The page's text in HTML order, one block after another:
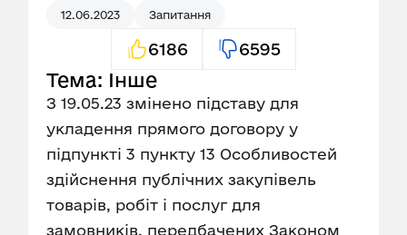
12.06.2023 Запитання
6186 6595
Тема: Інше
З 19.05.23 змінено підставу для
укладення прямого договору у
підпункті 3 пункту 13 Особливостей
здійснення публічних закупівель
товарів, робіт і послуг для
замовників, передбачених Законом